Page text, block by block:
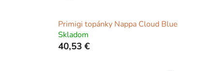
Primigi topánky Nappa Cloud Blue
Skladom
40,53 €